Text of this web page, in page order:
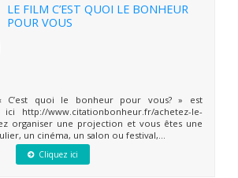
LE FILM C’EST QUOI LE BONHEUR
POUR VOUS
C’est quoi le bonheur pour vous? » est
http://www.citationbonheur.fr/achetez-le-
organiser une projection et vous êtes une
un cinéma, un salon ou festival,...
Cliquez ici